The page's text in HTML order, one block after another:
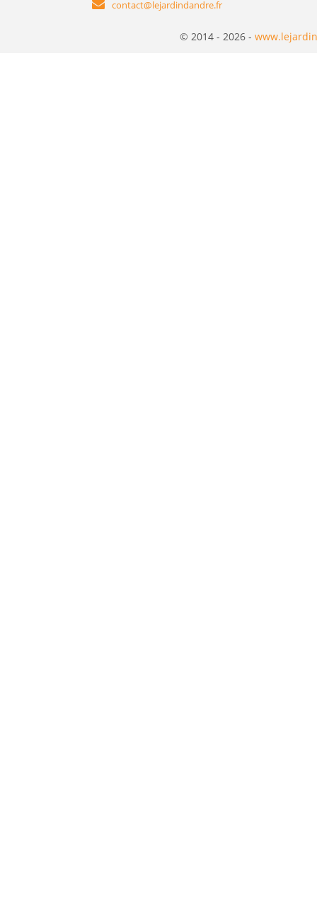
contact@lejardindandre.fr
© 2014 - 2026 -